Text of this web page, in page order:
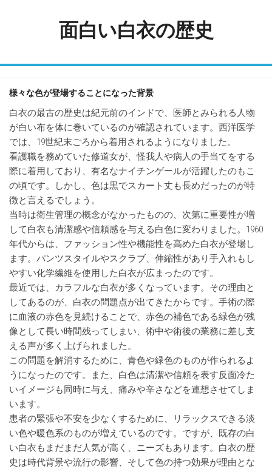
面白い白衣の歴史
様々な色が登場することになった背景
白衣の最古の歴史は紀元前のインドで、医師とみられる人物
が白い布を体に巻いているのが確認されています。西洋医学
では、19世紀末ごろから着用されるようになりました。
看護職を務めていた修道女が、怪我人や病人の手当てをする
際に着用しており、有名なナイチンゲールが活躍したのもこ
の頃です。しかし、色は黒でスカート丈も長めだったのが特
徴と言えるでしょう。
当時は衛生管理の概念がなかったものの、次第に重要性が増
して白衣も清潔感や信頼感を与える白色に変わりました。1960
年代からは、ファッション性や機能性を高めた白衣が登場し
ます。パンツスタイルやスクラブ、伸縮性があり手入れもし
やすい化学繊維を使用した白衣が広まったのです。
最近では、カラフルな白衣が多くなっています。その理由と
してあるのが、白衣の問題点が出てきたからです。手術の際
に血液の赤色を見続けることで、赤色の補色である緑色が残
像として長い時間残ってしまい、術中や術後の業務に差し支
える声が多く上げられました。
この問題を解消するために、青色や緑色のものが作られるよ
うになったのです。また、白色は清潔や信頼を表す反面冷た
いイメージも同時に与え、痛みや辛さなどを連想させてしま
います。
患者の緊張や不安を少なくするために、リラックスできる淡
い色や暖色系のものが増えているのです。ですが、既存の白
い白衣もまだまだ人気が高く、ニーズもあります。白衣の歴
史は時代背景や流行の影響、そして色の持つ効果が理由とな